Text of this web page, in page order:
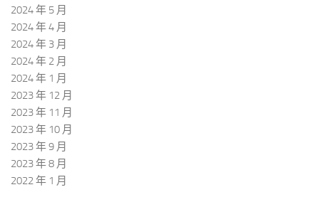
2024 年 5 月
2024 年 4 月
2024 年 3 月
2024 年 2 月
2024 年 1 月
2023 年 12 月
2023 年 11 月
2023 年 10 月
2023 年 9 月
2023 年 8 月
2022 年 1 月